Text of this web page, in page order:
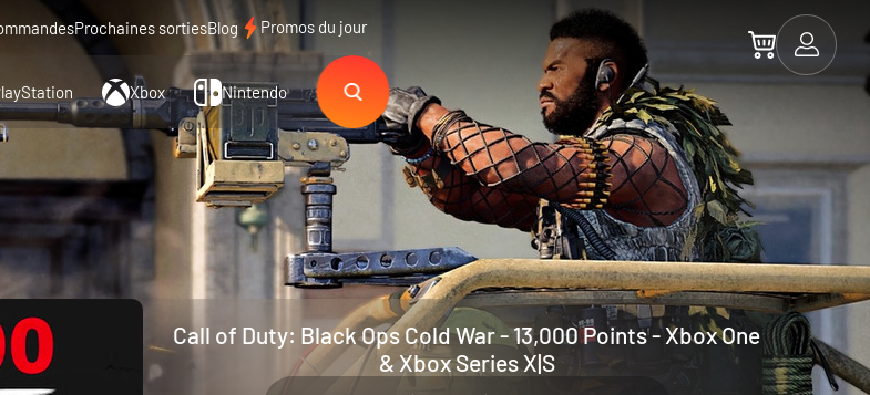
Prochaines sortiesBlog Promos du jour
Xbox Nintendo
Call of Duty: Black Ops Cold War - 13,000 Points - Xbox One
& Xbox Series X|S